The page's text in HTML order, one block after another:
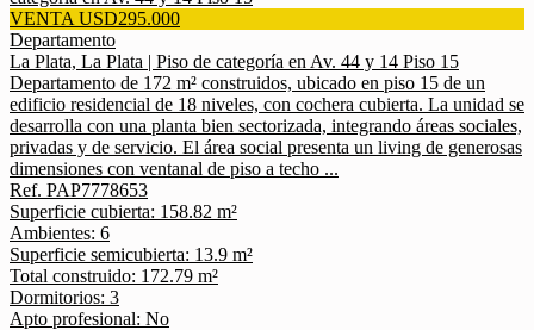
VENTA USD295.000
Departamento
La Plata, La Plata | Piso de categoría en Av. 44 y 14 Piso 15
Departamento de 172 m² construidos, ubicado en piso 15 de un
edificio residencial de 18 niveles, con cochera cubierta. La unidad se
desarrolla con una planta bien sectorizada, integrando áreas sociales,
privadas y de servicio. El área social presenta un living de generosas
dimensiones con ventanal de piso a techo ...
Ref. PAP7778653
Superficie cubierta: 158.82 m²
Ambientes: 6
Superficie semicubierta: 13.9 m²
Total construido: 172.79 m²
Dormitorios: 3
Apto profesional: No